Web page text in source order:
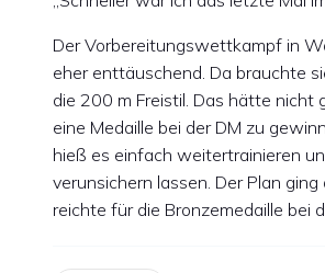
Der Vorbereitungswettkampf in
eher enttäuschend. Da brauchte
die 200 m Freistil. Das hätte nicht
eine Medaille bei der DM zu
hieß es einfach weitertrainieren
verunsichern lassen. Der Plan ging
reichte für die Bronzemedaille bei